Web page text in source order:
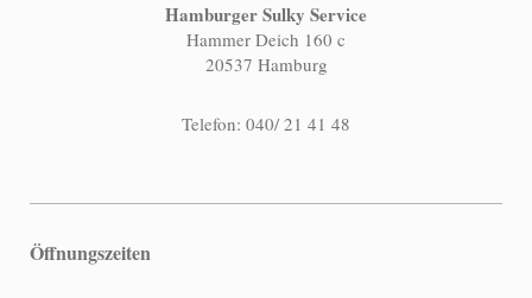
Hamburger Sulky Service
Hammer Deich 160 c
20537 Hamburg
Telefon: 040/ 21 41 48
Öffnungszeiten